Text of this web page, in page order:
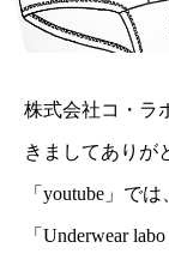
株式会社コ・ラ
きましてありが
「youtube」で
「Underwear